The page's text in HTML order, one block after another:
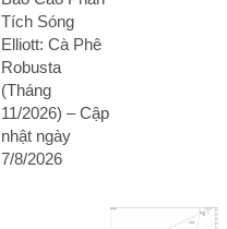
Tích Sóng
Elliott: Cà Phê
Robusta
(Tháng
11/2026) – Cập
nhật ngày
7/8/2026